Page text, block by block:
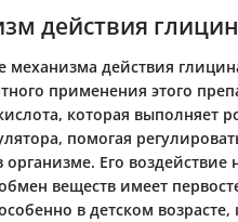
действия
механизма действия
применения этого
которая выполняет
помогая
организме. Его воздействие
веществ имеет
в детском возрасте,